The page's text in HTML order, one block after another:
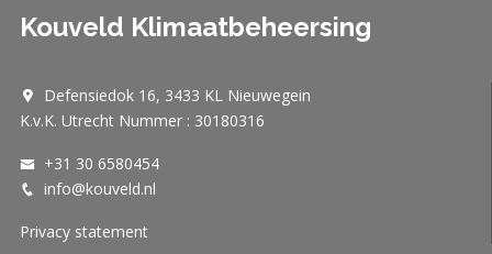
Kouveld Klimaatbeheersing
Defensiedok 16, 3433 KL Nieuwegein
K.v.K. Utrecht Nummer : 30180316
+31 30 6580454
info@kouveld.nl
Privacy statement